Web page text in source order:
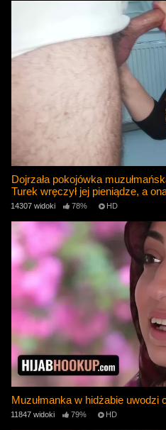
Dojrzała pokojówka
Turek wręczył jej pieniądze, a
14307 widoki 78% HD
Muzułmanka w hidżabie uwodzi
11847 widoki 79% HD